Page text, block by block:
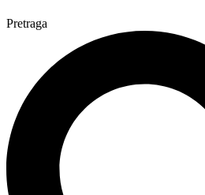
Pretraga